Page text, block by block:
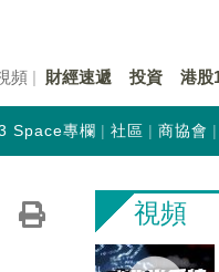
頻 財經速遞 投資 港股
Space專欄 社區 商協會
視頻